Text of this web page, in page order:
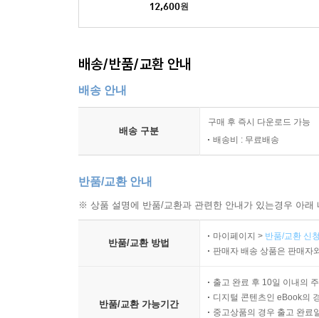
12,600원
배송/반품/교환 안내
배송 안내
배송 구분
구매 후 즉시 다운로드 가능
배송비 : 무료배송
반품/교환 안내
※ 상품 설명에 반품/교환과 관련한 안내가 있는경우 아
반품/교환 방법
마이페이지 > 반품/교환 신
판매자 배송 상품은 판매자
반품/교환 가능기간
출고 완료 후 10일 이내의
디지털 콘텐츠인 eBook의
중고상품의 경우 출고 완료